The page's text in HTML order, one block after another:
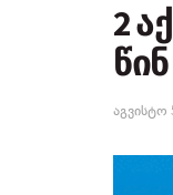
2
აგვისტო